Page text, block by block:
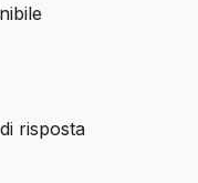
risposta